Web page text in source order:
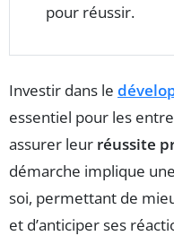
pour réussir.
Investir dans le
essentiel pour les
assurer leur réussite
démarche implique
soi, permettant de
et d’anticiper ses